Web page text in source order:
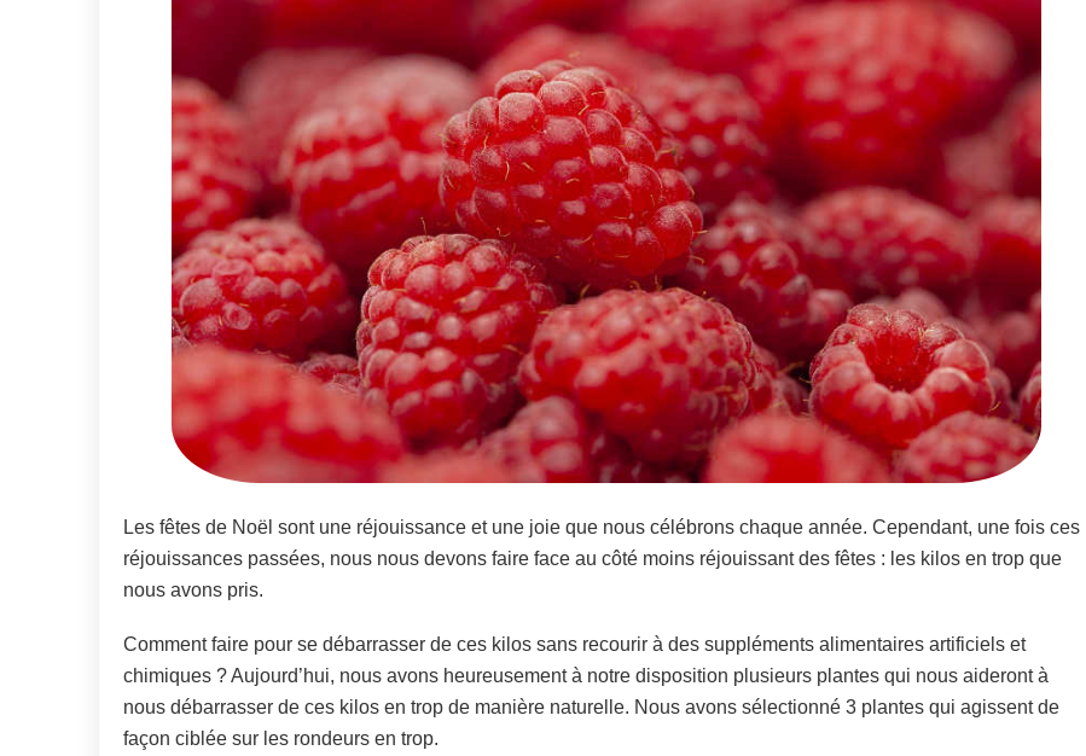
Les fêtes de Noël sont une réjouissance et une joie que nous célébrons chaque année. Cependant, une fois ces
réjouissances passées, nous nous devons faire face au côté moins réjouissant des fêtes : les kilos en trop que
nous avons pris.
Comment faire pour se débarrasser de ces kilos sans recourir à des suppléments alimentaires artificiels et
chimiques ? Aujourd’hui, nous avons heureusement à notre disposition plusieurs plantes qui nous aideront à
nous débarrasser de ces kilos en trop de manière naturelle. Nous avons sélectionné 3 plantes qui agissent de
façon ciblée sur les rondeurs en trop.